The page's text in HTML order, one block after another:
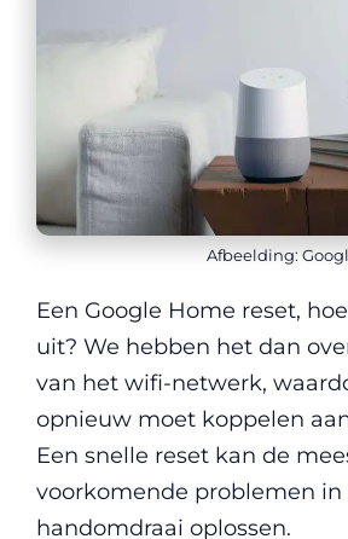
Afbeelding:
Een Google Home reset,
uit? We hebben het dan
van het wifi-netwerk,
opnieuw moet koppelen
Een snelle reset kan de
voorkomende problemen in
handomdraai oplossen.